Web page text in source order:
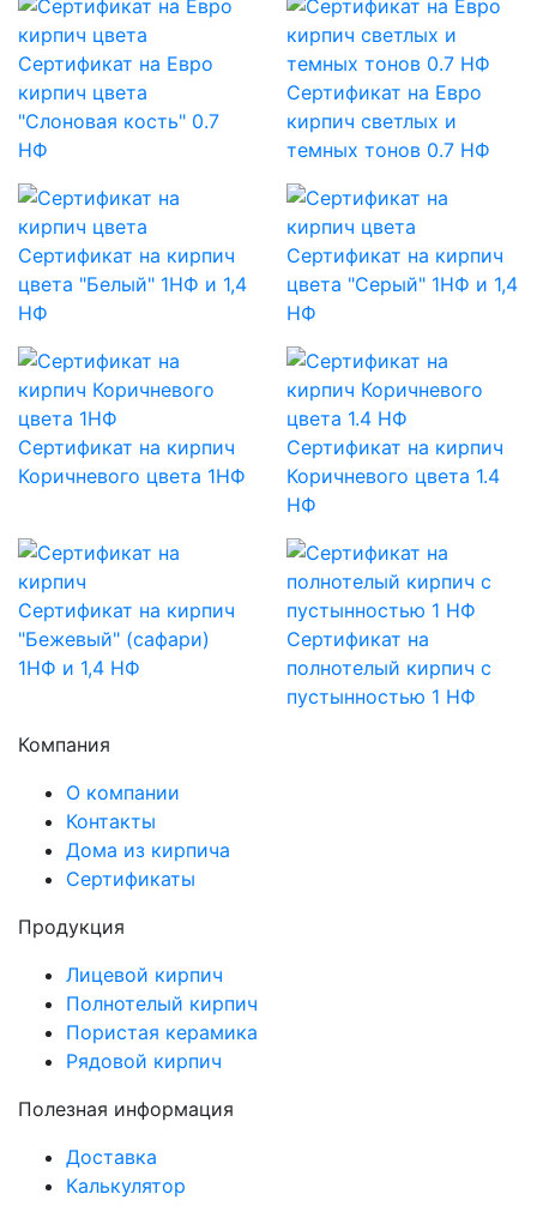
Сертификат на Евро
кирпич цвета
"Слоновая кость" 0.7
НФ
Сертификат на Евро
кирпич светлых и
темных тонов 0.7 НФ
Сертификат на кирпич
цвета "Белый" 1НФ и 1,4
НФ
Сертификат на кирпич
цвета "Серый" 1НФ и 1,4
НФ
Сертификат на кирпич
Коричневого цвета 1НФ
Сертификат на кирпич
Коричневого цвета 1.4
НФ
Сертификат на кирпич
"Бежевый" (сафари)
1НФ и 1,4 НФ
Сертификат на
полнотелый кирпич с
пустынностью 1 НФ
Компания
О компании
Контакты
Дома из кирпича
Сертификаты
Продукция
Лицевой кирпич
Полнотелый кирпич
Пористая керамика
Рядовой кирпич
Полезная информация
Доставка
Калькулятор